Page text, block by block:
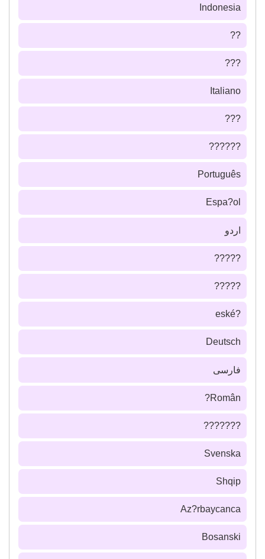
Indonesia
??
???
Italiano
???
??????
Português
Espa?ol
اردو
?????
?????
?eské
Deutsch
فارسى
Român?
???????
Svenska
Shqip
Az?rbaycanca
Bosanski